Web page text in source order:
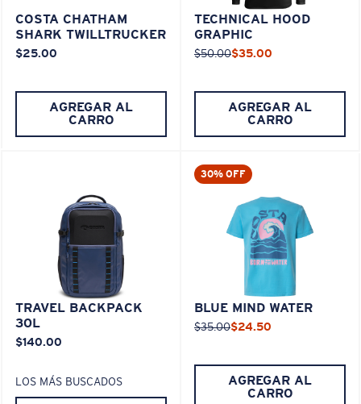
COSTA CHATHAM
SHARK TWILLTRUCKER
$25.00
AGREGAR AL
CARRO
TECHNICAL HOOD
GRAPHIC
$50.00$35.00
AGREGAR AL
CARRO
TRAVEL BACKPACK
30L
$140.00
LOS MÁS BUSCADOS
30% OFF
BLUE MIND WATER
$35.00$24.50
AGREGAR AL
CARRO